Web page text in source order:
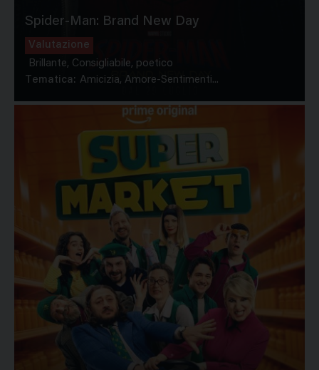
Spider-Man: Brand New Day
Valutazione
Brillante, Consigliabile, poetico
Tematica: Amicizia, Amore-Sentimenti...